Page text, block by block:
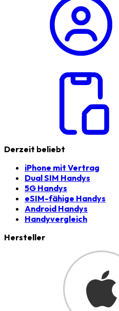
Derzeit beliebt
iPhone mit Vertrag
Dual SIM Handys
5G Handys
eSIM-fähige Handys
Android Handys
Handyvergleich
Hersteller